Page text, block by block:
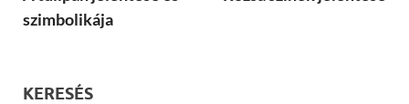
szimbolikája
KERESÉS